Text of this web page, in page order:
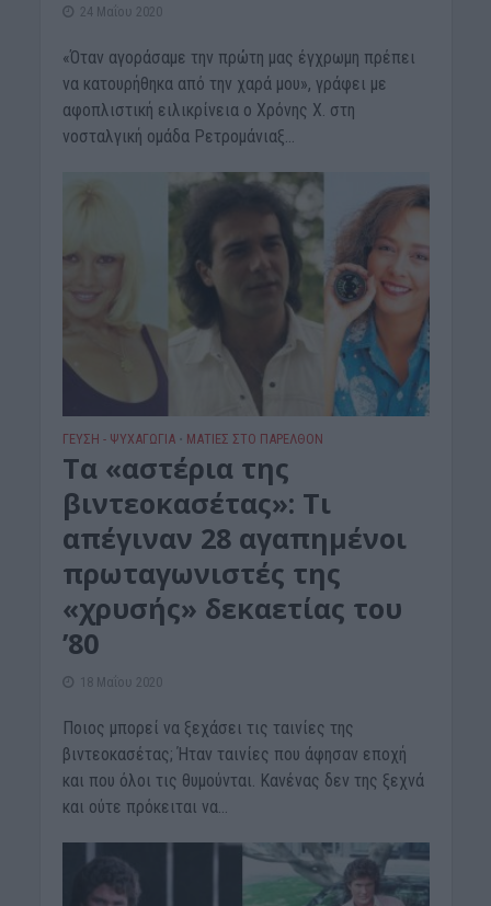
24 Μαΐου 2020
«Όταν αγοράσαμε την πρώτη μας έγχρωμη πρέπει
να κατουρήθηκα από την χαρά μου», γράφει με
αφοπλιστική ειλικρίνεια ο Χρόνης Χ. στη
νοσταλγική ομάδα Ρετρομάνιαξ...
ΓΕΎΣΗ - ΨΥΧΑΓΩΓΊΑ • ΜΑΤΙΕΣ ΣΤΟ ΠΑΡΕΛΘΟΝ
Τα «αστέρια της
βιντεοκασέτας»: Τι
απέγιναν 28 αγαπημένοι
πρωταγωνιστές της
«χρυσής» δεκαετίας του
’80
18 Μαΐου 2020
Ποιος μπορεί να ξεχάσει τις ταινίες της
βιντεοκασέτας; Ήταν ταινίες που άφησαν εποχή
και που όλοι τις θυμούνται. Κανένας δεν της ξεχνά
και ούτε πρόκειται να...